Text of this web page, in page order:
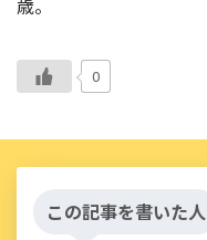
歳。
0
この記事を書いた人